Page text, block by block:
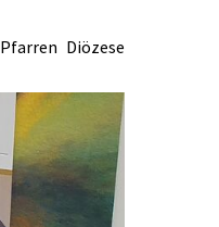
Pfarren Diözese